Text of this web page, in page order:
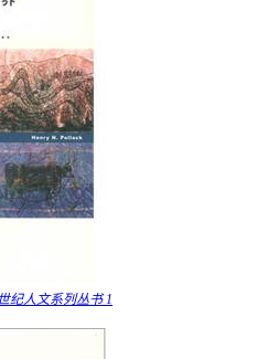
纪人文系列丛书 1